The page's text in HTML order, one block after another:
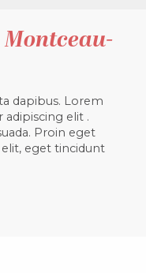
dapibus. Lorem
adipiscing elit .
Proin eget
eget tincidunt